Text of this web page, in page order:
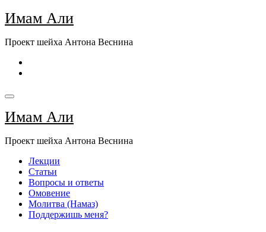
Перейти
к
Имам Али
Проект шейха Антона Веснина
Имам Али
Проект шейха Антона Веснина
Лекции
Статьи
Вопросы и ответы
Омовение
Молитва (Намаз)
Поддержишь меня?